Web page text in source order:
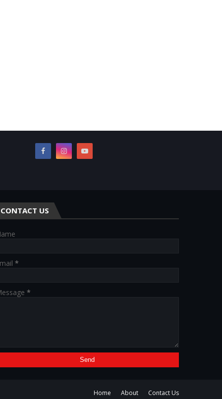
CONTACT US
*
*
Home About Contact Us